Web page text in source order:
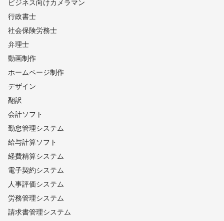
ビジネス向けカメラマン
行政書士
社会保険労務士
弁理士
動画制作
ホームページ制作
デザイン
翻訳
会計ソフト
勤怠管理システム
給与計算ソフト
経費精算システム
電子契約システム
人事評価システム
労務管理システム
請求書管理システム